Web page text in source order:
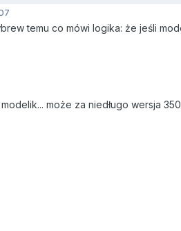
temu co mówi logika: że jeśli
może za niedługo wersja